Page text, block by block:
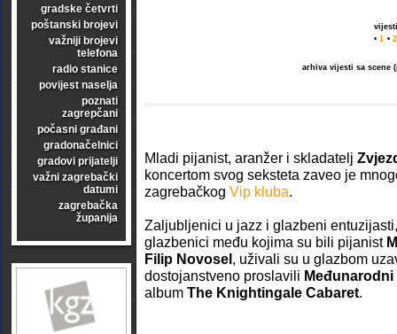
gradske četvrti
poštanski brojevi
važniji brojevi
telefona
radio stanice
povijest naselja
poznati
zagrepčani
počasni građani
gradonačelnici
gradovi prijatelji
važni zagrebački
datumi
zagrebačka
županija
• 1 • 2
arhiva vijesti sa scene
Mladi pijanist, aranžer i skladatelj
koncertom svog seksteta zaveo je
zagrebačkog Vip kluba.
Zaljubljenici u jazz i glazbeni
glazbenici među kojima su bili pijanist
Filip Novosel, uživali su u glazbom
dostojanstveno proslavili Međunarodni
album The Knightingale Cabaret.